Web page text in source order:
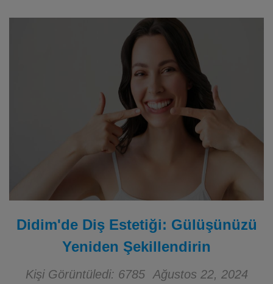
Didim'de Diş Estetiği: Gülüşünüzü
Yeniden Şekillendirin
Kişi Görüntüledi: 6785 Ağustos 22, 2024